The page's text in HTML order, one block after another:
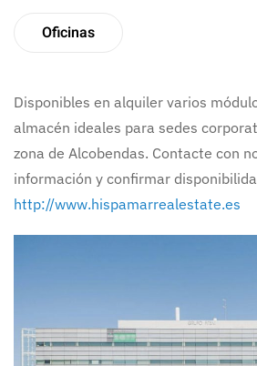
Oficinas
Disponibles en alquiler varios
almacén ideales para sedes
zona de Alcobendas. Contacte con
información y confirmar
http://www.hispamarrealestate.es